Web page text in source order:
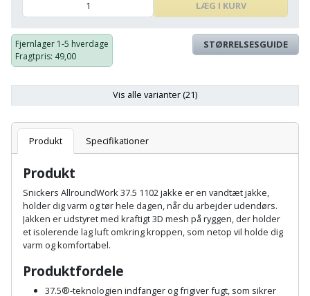
Fugtsikring
Garageport
Gelænder
Gips
Grundmursplader
brædder
Hemsestige
Isolering
og
skumpistol
Gipsværktøj
Glasløfter
Glasskærer
Hæftepistol
og
hammer
Betonsliber
Bindemaskine
Bor
Bore-
og
skruemaskine
Borehammer
Motorsav
Motorsav
kædesav
tilbehør
Pælebor
Plæneklipper
Plæneklipper
Brænde
Brændeovn
Brandslukker
Brugskunst
Camping
Damprengøring
Dørmåtte
Dørrist
Drivhus
Spartelmasse
Tape
fittings
Ventilation
og
indeklima
Guides
Gaveideer
Aktiviteter
LÆG I KURV
Fjernlager 1-5 hverdage
Fragtpris: 49,00
STØRRELSESGUIDE
Vis alle varianter (21)
Produkt Specifikationer
Produkt
Snickers AllroundWork 37.5 1102 jakke er en vandtæt jakke,
holder dig varm og tør hele dagen, når du arbejder udendørs.
Jakken er udstyret med kraftigt 3D mesh på ryggen, der holder
et isolerende lag luft omkring kroppen, som netop vil holde dig
varm og komfortabel.
Produktfordele
37.5®-teknologien indfanger og frigiver fugt, som sikrer